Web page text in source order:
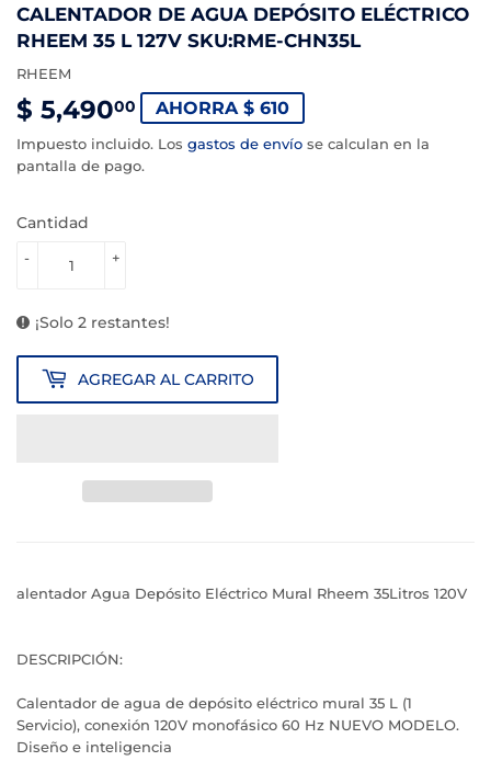
CALENTADOR DE AGUA DEPÓSITO ELÉCTRICO
RHEEM 35 L 127V SKU:RME-CHN35L
RHEEM
$ 5,49000
5,490.00
AHORRA $ 610
Impuesto incluido. Los gastos de envío se calculan en la
pantalla de pago.
Cantidad
+
-
¡Solo 2 restantes!
AGREGAR AL CARRITO
alentador Agua Depósito Eléctrico Mural Rheem 35Litros 120V
DESCRIPCIÓN:
Calentador de agua de depósito eléctrico mural 35 L (1
Servicio), conexión 120V monofásico 60 Hz NUEVO MODELO.
Diseño e inteligencia